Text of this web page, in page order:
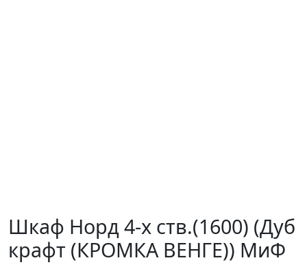
Шкаф Норд 4-х ств.(1600) (Дуб
крафт (КРОМКА ВЕНГЕ)) МиФ